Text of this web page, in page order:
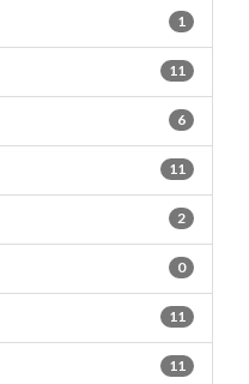
1
11
6
11
2
0
11
11